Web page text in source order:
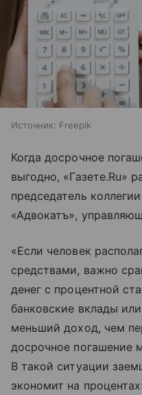
Источник: Freepik
Когда досрочное
выгодно, «Газете.Ru»
председатель
«Адвокатъ»,
«Если человек
средствами, важно
денег с процентной
банковские вклады
меньший доход, чем
досрочное погашение
В такой ситуации
экономит на